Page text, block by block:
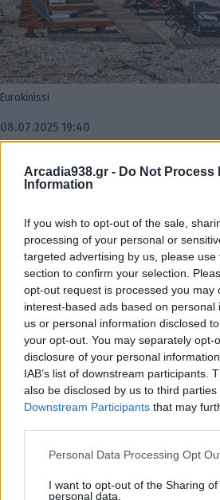
Arcadia938.gr - Do Not Process
Information
If you wish to opt-out of the sale,
processing of your personal or
targeted advertising by us, please
section to confirm your selection.
opt-out request is processed you may
interest-based ads based on personal
us or personal information disclosed
your opt-out. You may separately opt-
disclosure of your personal
IAB’s list of downstream participants.
also be disclosed by us to third parties
Downstream Participants that may
Personal Data Processing Opt
I want to opt-out of the Sharing of
personal data.
Eurokinissi
08.07.2025 19:40
Την αποκαλούν «σιωπηλή
ανθρώπινες ζωές –
λέει στον flash.gr για τη
Γιάνναρος, ερευνητής του
Αθηνών – πυρομετεωρολόγος.
κρούει τον κώδωνα του
για τις ιδιαίτερα υψηλές
πλήττουν τη χώρα,
Διαβάστε περισσότερα για
πυρομετεωρολόγο που μιλά
στον Flash: «Η ζέστη